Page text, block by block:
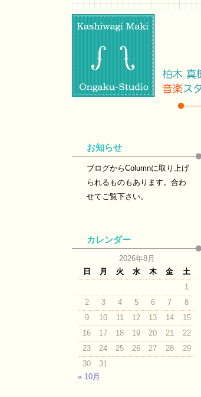
お知らせ
ブログからColumnに取り上げ
られるものもあります。合わ
せてご覧下さい。
カレンダー
2026年8月
日
月 火 水 木 金
土
1
2
3 4 5 6 7
8
9
10 11 12 13 14
15
16
17 18 19 20 21
22
23
24 25 26 27 28
29
30
31
« 10月